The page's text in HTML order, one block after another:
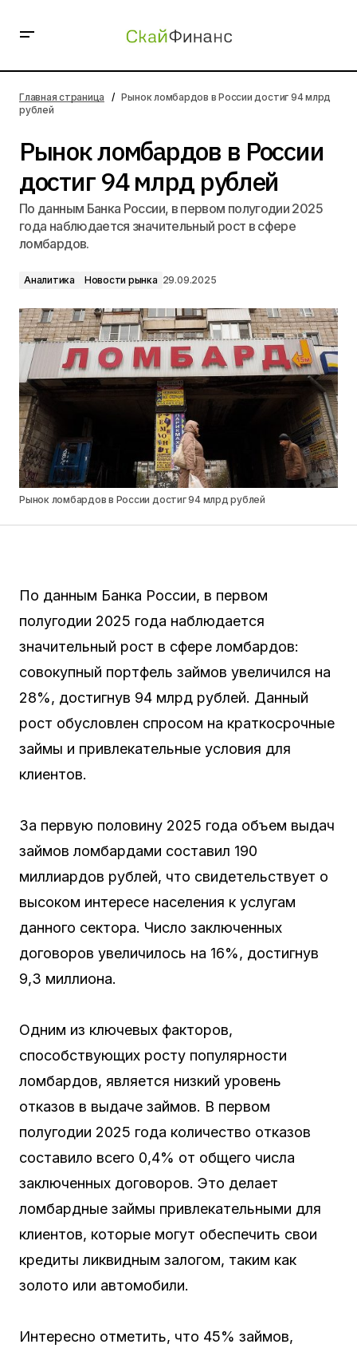
Главная страница
Рынок ломбардов в России достиг 94 млрд
рублей
Рынок ломбардов в России
достиг 94 млрд рублей
По данным Банка России, в первом полугодии 2025
года наблюдается значительный рост в сфере
ломбардов.
Аналитика Новости рынка 29.09.2025
Рынок ломбардов в России достиг 94 млрд рублей
По данным Банка России, в первом
полугодии 2025 года наблюдается
значительный рост в сфере ломбардов:
совокупный портфель займов увеличился на
28%, достигнув 94 млрд рублей. Данный
рост обусловлен спросом на краткосрочные
займы и привлекательные условия для
клиентов.
За первую половину 2025 года объем выдач
займов ломбардами составил 190
миллиардов рублей, что свидетельствует о
высоком интересе населения к услугам
данного сектора. Число заключенных
договоров увеличилось на 16%, достигнув
9,3 миллиона.
Одним из ключевых факторов,
способствующих росту популярности
ломбардов, является низкий уровень
отказов в выдаче займов. В первом
полугодии 2025 года количество отказов
составило всего 0,4% от общего числа
заключенных договоров. Это делает
ломбардные займы привлекательными для
клиентов, которые могут обеспечить свои
кредиты ликвидным залогом, таким как
золото или автомобили.
Интересно отметить, что 45% займов,